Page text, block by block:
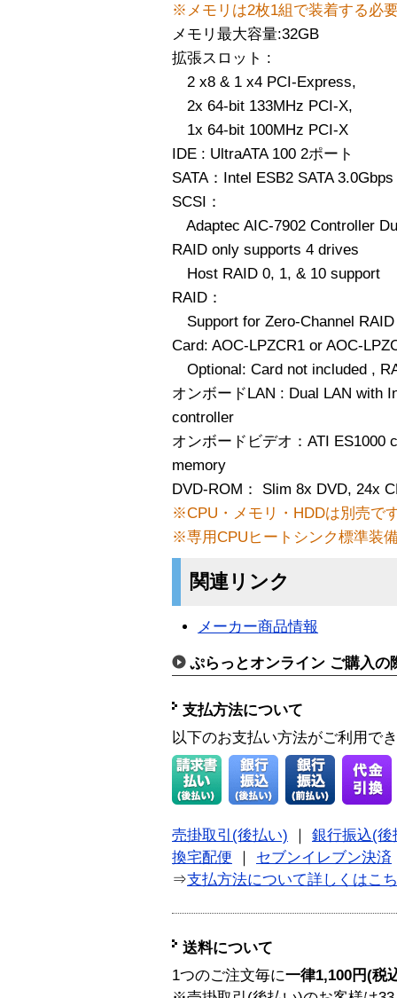
※メモリは2枚1組で装着する必
メモリ最大容量:32GB
拡張スロット :
2 x8 & 1 x4 PCI-Express,
2x 64-bit 133MHz PCI-X,
1x 64-bit 100MHz PCI-X
IDE : UltraATA 100 2ポート
SATA：Intel ESB2 SATA
SCSI：
Adaptec AIC-7902 Controller
RAID only supports 4 drives
Host RAID 0, 1, & 10 support
RAID：
Support for Zero-Channel
Card: AOC-LPZCR1 or AOC-
Optional: Card not included ,
オンボードLAN : Dual LAN with
controller
オンボードビデオ：ATI ES1000
memory
DVD-ROM： Slim 8x DVD, 24x
※CPU・メモリ・HDDは別売で
※専用CPUヒートシンク標準装
関連リンク
メーカー商品情報
ぷらっとオンライン ご購入の
支払方法について
以下のお支払い方法がご利用で
売掛取引(後払い)
銀行振込(後
換宅配便
セブンイレブン決済
⇒支払方法について詳しくはこ
送料について
1つのご注文毎に一律1,100円(税